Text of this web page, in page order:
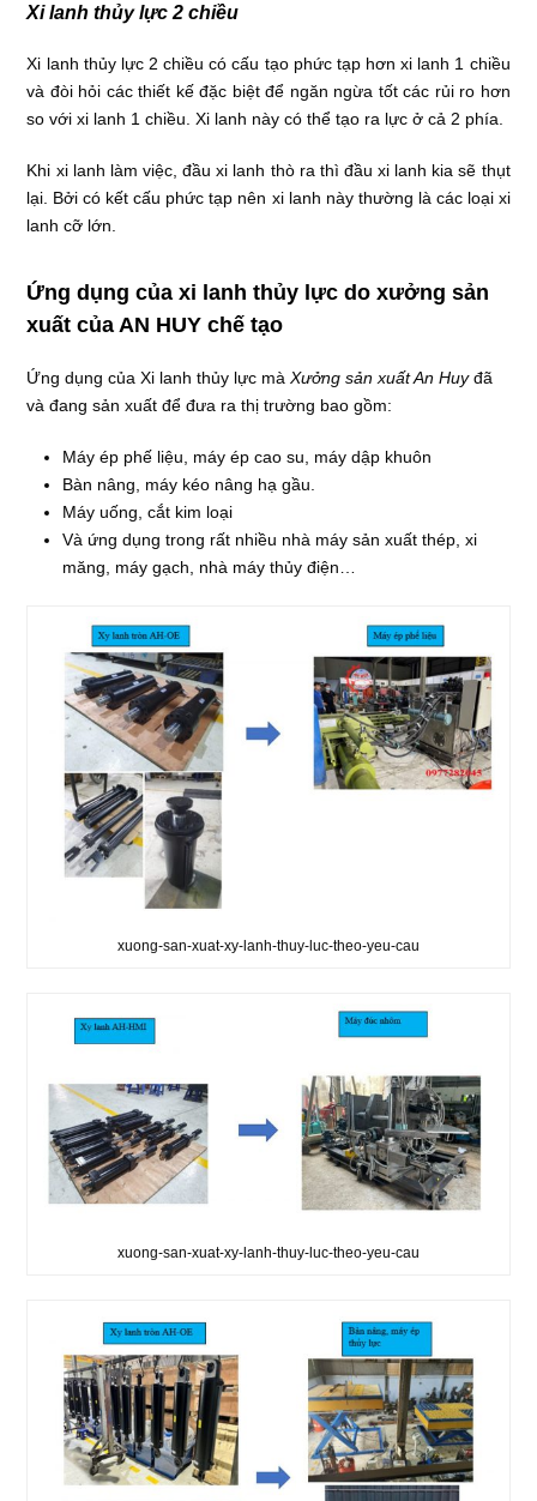
Xi lanh thủy lực 2 chiều
Xi lanh thủy lực 2 chiều có cấu tạo phức tạp hơn xi lanh 1 chiều
và đòi hỏi các thiết kế đặc biệt để ngăn ngừa tốt các rủi ro hơn
so với xi lanh 1 chiều. Xi lanh này có thể tạo ra lực ở cả 2 phía.
Khi xi lanh làm việc, đầu xi lanh thò ra thì đầu xi lanh kia sẽ thụt
lại. Bởi có kết cấu phức tạp nên xi lanh này thường là các loại xi
lanh cỡ lớn.
Ứng dụng của xi lanh thủy lực do xưởng sản
xuất của AN HUY chế tạo
Ứng dụng của Xi lanh thủy lực màXưởng sản xuất An Huyđã
và đang sản xuất để đưa ra thị trường bao gồm:
Máy ép phế liệu, máy ép cao su, máy dập khuôn
Bàn nâng, máy kéo nâng hạ gầu.
Máy uống, cắt kim loại
Và ứng dụng trong rất nhiều nhà máy sản xuất thép, xi
măng, máy gạch, nhà máy thủy điện…
xuong-san-xuat-xy-lanh-thuy-luc-theo-yeu-cau
xuong-san-xuat-xy-lanh-thuy-luc-theo-yeu-cau